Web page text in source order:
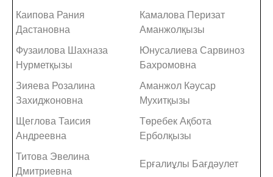
Каипова Рания
Дастановна
Камалова Перизат
Аманжолқызы
Фузаилова Шахназа
Нурметқызы
Юнусалиева Сарвиноз
Бахромовна
Зияева Розалина
Захиджоновна
Аманжол Кәусар
Мухитқызы
Щеглова Таисия
Андреевна
Төребек Ақбота
Ерболқызы
Титова Эвелина
Дмитриевна
Ерғалиұлы Бағдәулет